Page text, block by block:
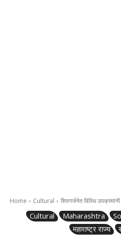
Home Cultural शिवगर्जनेत विविध
Cultural Maharashtra
महाराष्ट्र राज्य